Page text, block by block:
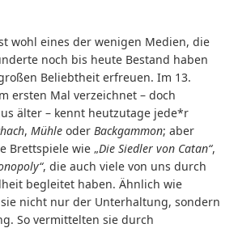
wohl eines der wenigen Medien, die
noch bis heute Bestand haben
Beliebtheit erfreuen. Im 13.
ersten Mal verzeichnet – doch
älter – kennt heutzutage jede*r
, Mühleoder Backgammon; aber
Brettspiele wie „Die Siedler von Catan“,
, die auch viele von uns durch
begleitet haben. Ähnlich wie
nicht nur der Unterhaltung, sondern
So vermittelten sie durch